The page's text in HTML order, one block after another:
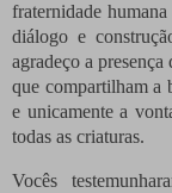
fraternidade
diálogo e
agradeço a presença
que compartilham a
e unicamente a
todas as criaturas.
Vocês